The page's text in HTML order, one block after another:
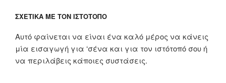
ΣΧΕΤΙΚΆ ΜΕ ΤΟΝ ΙΣΤΌΤΟΠΟ
Αυτό φαίνεται να είναι ένα καλό μέρος να κάνεις
μία εισαγωγή για ‘σένα και για τον ιστότοπό σου ή
να περιλάβεις κάποιες συστάσεις.